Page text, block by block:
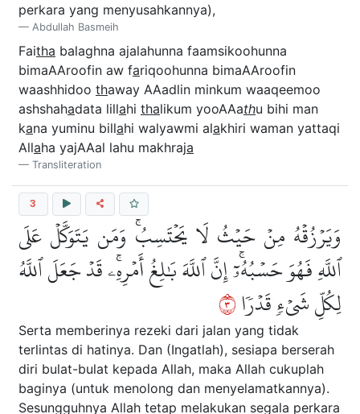
perkara yang menyusahkannya),
Abdullah Basmeih
Faitha balaghna ajalahunna faamsikoohunna
bimaAAroofin aw fariqoohunna bimaAAroofin
waashhidoo thaway AAadlin minkum waaqeemoo
ashshahadata lillahi thalikum yooAAathu bihi man
kana yuminu billahi walyawmi alakhiri waman yattaqi
Allaha yajAAal lahu makhraja
Transliteration
3
وَيَرۡزُقۡهُ مِنۡ حَيۡثُ لَا يَحۡتَسِبُۚ وَمَن يَتَوَكَّلۡ عَلَى
ٱللَّهِ فَهُوَ حَسۡبُهُۥٓۚ إِنَّ ٱللَّهَ بَٰلِغُ أَمۡرِهِۦۚ قَدۡ جَعَلَ ٱللَّهُ
لِكُلِّ شَيۡءٖ قَدۡرٗا٣
Serta memberinya rezeki dari jalan yang tidak
terlintas di hatinya. Dan (Ingatlah), sesiapa berserah
diri bulat-bulat kepada Allah, maka Allah cukuplah
baginya (untuk menolong dan menyelamatkannya).
Sesungguhnya Allah tetap melakukan segala perkara